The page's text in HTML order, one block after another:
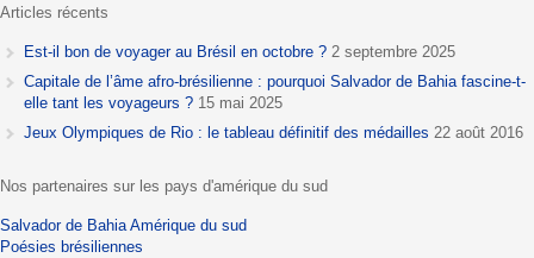
Articles récents
Est-il bon de voyager au Brésil en octobre ? 2 septembre 2025
Capitale de l’âme afro-brésilienne : pourquoi Salvador de Bahia fascine-t-
elle tant les voyageurs ? 15 mai 2025
Jeux Olympiques de Rio : le tableau définitif des médailles 22 août 2016
Nos partenaires sur les pays d'amérique du sud
Salvador de Bahia Amérique du sud
Poésies brésiliennes